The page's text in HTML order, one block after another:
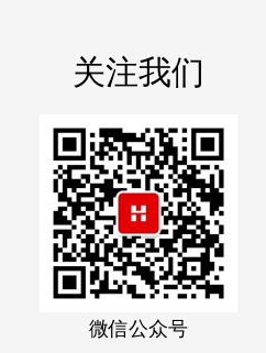
关注我们
微信公众号